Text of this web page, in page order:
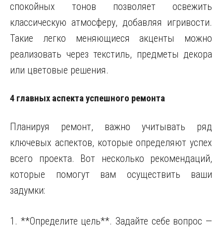
спокойных тонов позволяет освежить
классическую атмосферу, добавляя игривости.
Такие легко меняющиеся акценты можно
реализовать через текстиль, предметы декора
или цветовые решения.
4 главных аспекта успешного ремонта
Планируя ремонт, важно учитывать ряд
ключевых аспектов, которые определяют успех
всего проекта. Вот несколько рекомендаций,
которые помогут вам осуществить ваши
задумки:
1. **Определите цель**. Задайте себе вопрос —